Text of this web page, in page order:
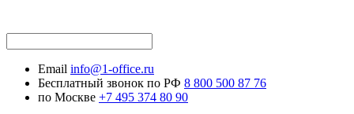
Email info@1-office.ru
Бесплатный звонок по РФ 8 800 500 87 76
по Москве +7 495 374 80 90